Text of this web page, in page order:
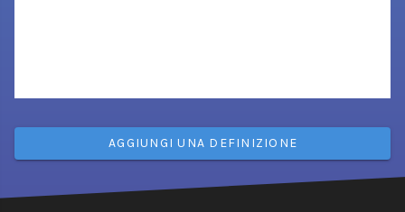
AGGIUNGI UNA DEFINIZIONE